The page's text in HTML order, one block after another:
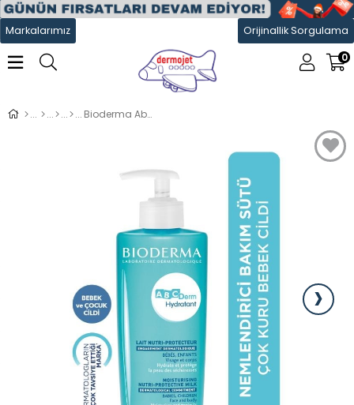
Markalarımız
Orijinallik Sorgulama
0
Bioderma Abcderm Hydratant Bakım Sütü 500 ml
›